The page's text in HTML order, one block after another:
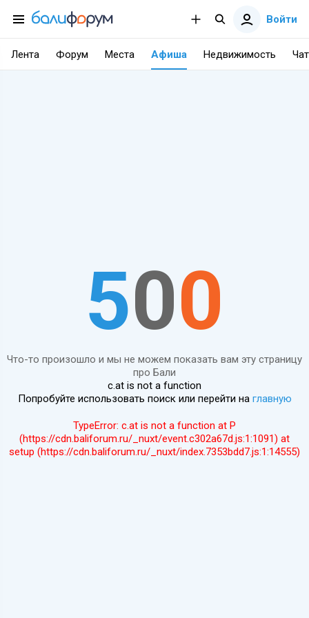
Войти
Лента Форум Места Афиша Недвижимость Чат
500
Что-то произошло и мы не можем показать вам эту страницу
про Бали
c.at is not a function
Попробуйте использовать поиск или перейти на главную
TypeError: c.at is not a function at P
(https://cdn.baliforum.ru/_nuxt/event.c302a67d.js:1:1091) at
setup (https://cdn.baliforum.ru/_nuxt/index.7353bdd7.js:1:14555)